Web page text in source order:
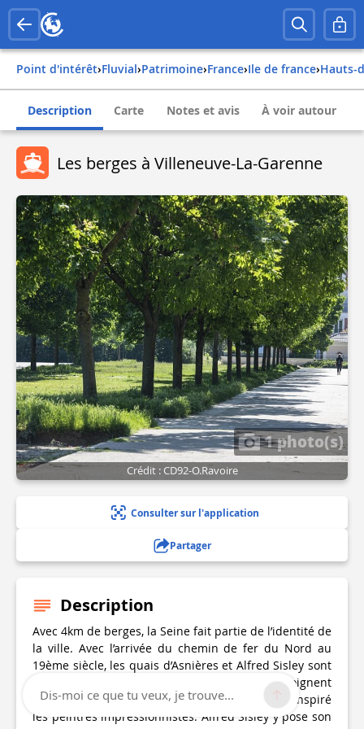
Point d'intérêt› Fluvial› Patrimoine› france› ile de france› hauts-
Description Carte Notes et avis À voir autour
Les berges à Villeneuve-La-Garenne
1 photo(s)
Crédit : CD92-O.Ravoire
Consulter sur l'application
Partager
Description
Avec 4km de berges, la Seine fait partie de l’identité de
la ville. Avec l’arrivée du chemin de fer du Nord au
19ème siècle, les quais d’Asnières et Alfred Sisley sont
devenus des lieux de villégiature et témoignent
encore aujourd’hui de cette époque. La Seine a inspiré
les peintres impressionnistes. Alfred Sisley y pose son
Dis-moi ce que tu veux, je trouve...